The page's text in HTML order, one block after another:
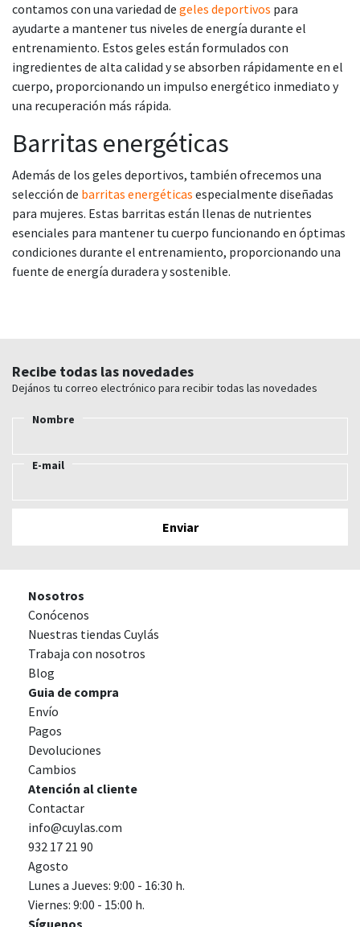
contamos con una variedad de geles deportivos para
ayudarte a mantener tus niveles de energía durante el
entrenamiento. Estos geles están formulados con
ingredientes de alta calidad y se absorben rápidamente en el
cuerpo, proporcionando un impulso energético inmediato y
una recuperación más rápida.
Barritas energéticas
Además de los geles deportivos, también ofrecemos una
selección de barritas energéticas especialmente diseñadas
para mujeres. Estas barritas están llenas de nutrientes
esenciales para mantener tu cuerpo funcionando en óptimas
condiciones durante el entrenamiento, proporcionando una
fuente de energía duradera y sostenible.
Recibe todas las novedades
Dejános tu correo electrónico para recibir todas las novedades
Nombre
E-mail
Nosotros
Conócenos
Nuestras tiendas Cuylás
Trabaja con nosotros
Blog
Guia de compra
Envío
Pagos
Devoluciones
Cambios
Atención al cliente
Contactar
info@cuylas.com
932 17 21 90
Agosto
Lunes a Jueves: 9:00 - 16:30 h.
Viernes: 9:00 - 15:00 h.